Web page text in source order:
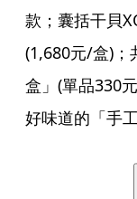
款；囊括干貝
(1,680元/盒)；
盒」(單品330
好味道的「手